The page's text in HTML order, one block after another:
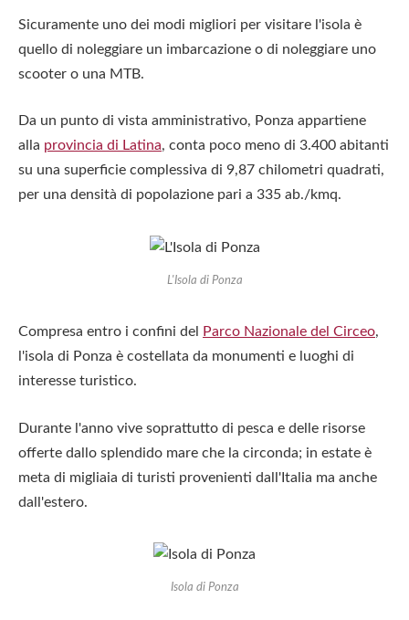
Sicuramente uno dei modi migliori per visitare l'isola è
quello di noleggiare un imbarcazione o di noleggiare uno
scooter o una MTB.
Da un punto di vista amministrativo, Ponza appartiene
alla provincia di Latina, conta poco meno di 3.400 abitanti
su una superficie complessiva di 9,87 chilometri quadrati,
per una densità di popolazione pari a 335 ab./kmq.
L'Isola di Ponza
Compresa entro i confini del Parco Nazionale del Circeo,
l'isola di Ponza è costellata da monumenti e luoghi di
interesse turistico.
Durante l'anno vive soprattutto di pesca e delle risorse
offerte dallo splendido mare che la circonda; in estate è
meta di migliaia di turisti provenienti dall'Italia ma anche
dall'estero.
Isola di Ponza